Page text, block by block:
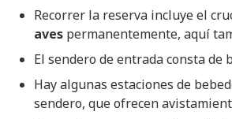
Recorrer la reserva incluye el
aves permanentemente, aquí
El sendero de entrada consta de
Hay algunas estaciones de
sendero, que ofrecen